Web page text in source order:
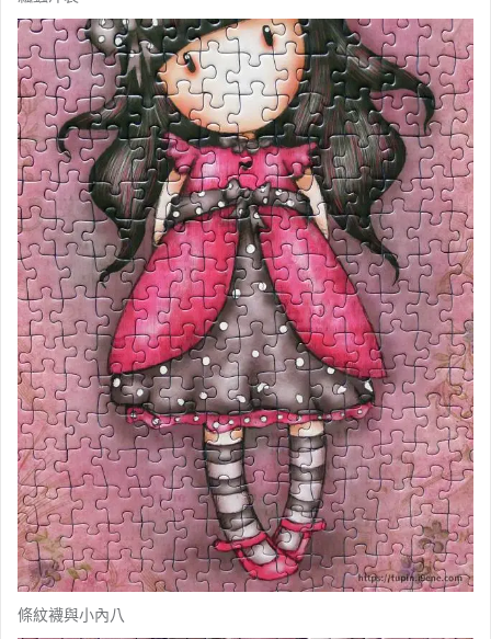
條紋襪與小內八